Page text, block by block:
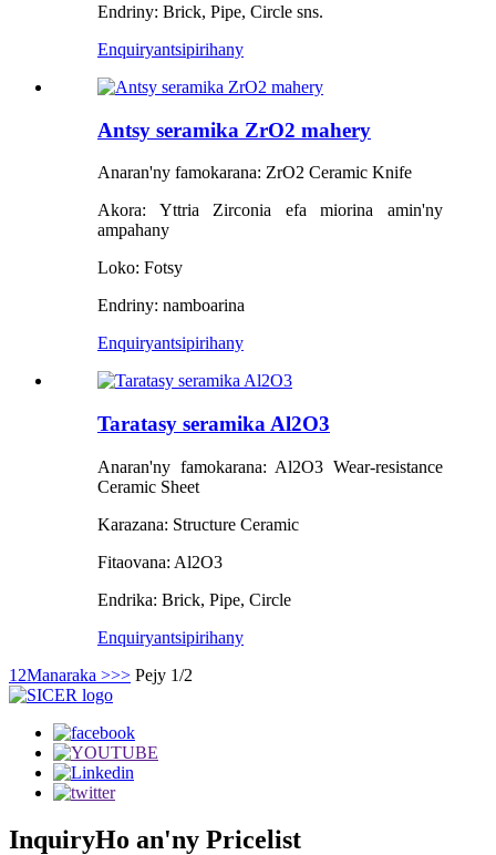
Endriny: Brick, Pipe, Circle sns.
Enquiryantsipirihany
Antsy seramika ZrO2 mahery
Anaran'ny famokarana: ZrO2 Ceramic Knife
Akora: Yttria Zirconia efa miorina amin'ny
ampahany
Loko: Fotsy
Endriny: namboarina
Enquiryantsipirihany
Taratasy seramika Al2O3
Anaran'ny famokarana: Al2O3 Wear-resistance
Ceramic Sheet
Karazana: Structure Ceramic
Fitaovana: Al2O3
Endrika: Brick, Pipe, Circle
Enquiryantsipirihany
1 2Manaraka >>> Pejy 1/2
InquiryHo an'ny Pricelist